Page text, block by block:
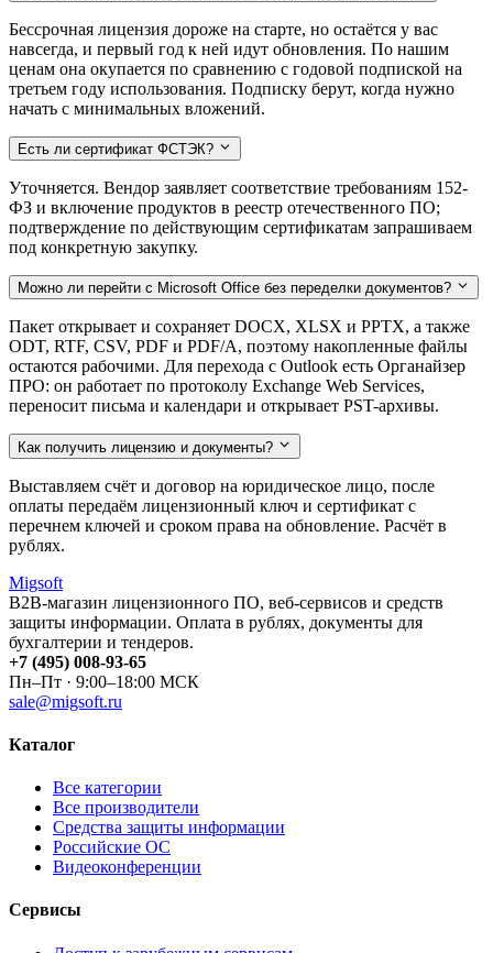
Бессрочная лицензия дороже на старте, но остаётся у вас
навсегда, и первый год к ней идут обновления. По нашим
ценам она окупается по сравнению с годовой подпиской на
третьем году использования. Подписку берут, когда нужно
начать с минимальных вложений.
Есть ли сертификат ФСТЭК?
Уточняется. Вендор заявляет соответствие требованиям 152-
ФЗ и включение продуктов в реестр отечественного ПО;
подтверждение по действующим сертификатам запрашиваем
под конкретную закупку.
Можно ли перейти с Microsoft Office без переделки документов?
Пакет открывает и сохраняет DOCX, XLSX и PPTX, а также
ODT, RTF, CSV, PDF и PDF/A, поэтому накопленные файлы
остаются рабочими. Для перехода с Outlook есть Органайзер
ПРО: он работает по протоколу Exchange Web Services,
переносит письма и календари и открывает PST-архивы.
Как получить лицензию и документы?
Выставляем счёт и договор на юридическое лицо, после
оплаты передаём лицензионный ключ и сертификат с
перечнем ключей и сроком права на обновление. Расчёт в
рублях.
Migsoft
B2B-магазин лицензионного ПО, веб-сервисов и средств
защиты информации. Оплата в рублях, документы для
бухгалтерии и тендеров.
+7 (495) 008-93-65
Пн–Пт · 9:00–18:00 МСК
sale@migsoft.ru
Каталог
Все категории
Все производители
Средства защиты информации
Российские ОС
Видеоконференции
Сервисы